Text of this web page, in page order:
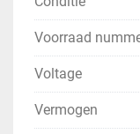
Voorraad
Voltage
Vermogen